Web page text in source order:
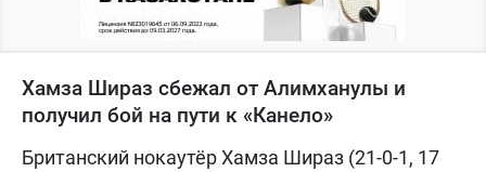
Хамза Шираз сбежал от Алимханулы и
получил бой на пути к «Канело»
Британский нокаутёр Хамза Шираз (21-0-1, 17